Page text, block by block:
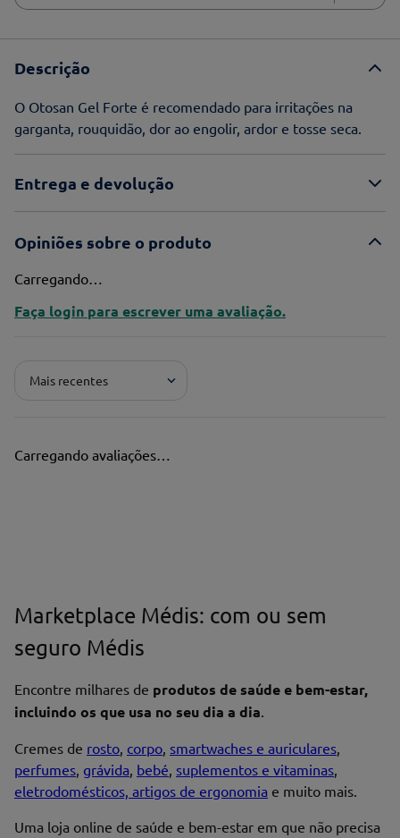
Descrição
O Otosan Gel Forte é recomendado para irritações na
garganta, rouquidão, dor ao engolir, ardor e tosse seca.
Entrega e devolução
Opiniões sobre o produto
Carregando…
Faça login para escrever uma avaliação.
Mais recentes
Carregando avaliações…
Marketplace Médis: com ou sem
seguro Médis
Encontre milhares de produtos de saúde e bem-estar,
incluindo os que usa no seu dia a dia.
Cremes de rosto, corpo, smartwaches e auriculares,
perfumes, grávida, bebé, suplementos e vitaminas,
eletrodomésticos, artigos de ergonomia e muito mais.
Uma loja online de saúde e bem-estar em que não precisa